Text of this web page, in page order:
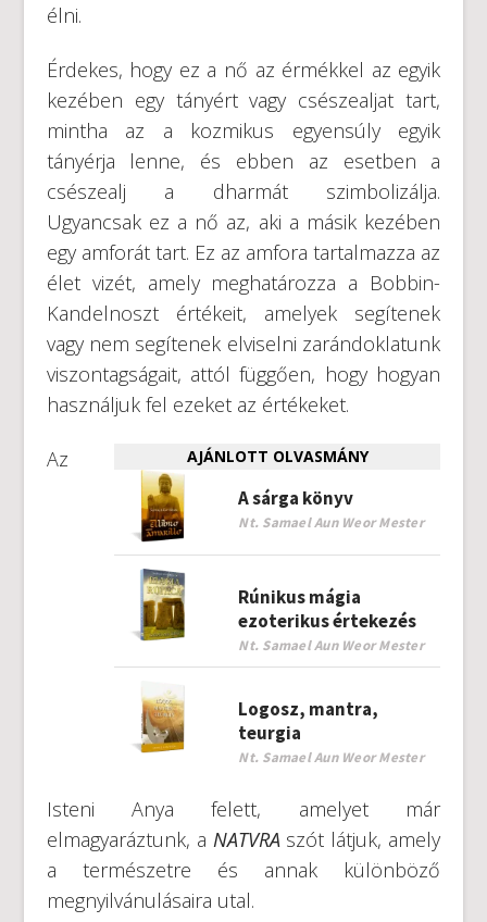
élni.
Érdekes, hogy ez a nő az érmékkel az egyik
kezében egy tányért vagy csészealjat tart,
mintha az a kozmikus egyensúly egyik
tányérja lenne, és ebben az esetben a
csészealj a dharmát szimbolizálja.
Ugyancsak ez a nő az, aki a másik kezében
egy amforát tart. Ez az amfora tartalmazza az
élet vizét, amely meghatározza a Bobbin-
Kandelnoszt értékeit, amelyek segítenek
vagy nem segítenek elviselni zarándoklatunk
viszontagságait, attól függően, hogy hogyan
használjuk fel ezeket az értékeket.
AJÁNLOTT OLVASMÁNY
A sárga könyv
Nt. Samael Aun Weor Mester
Rúnikus mágia
ezoterikus értekezés
Nt. Samael Aun Weor Mester
Logosz, mantra,
teurgia
Nt. Samael Aun Weor Mester
Az
Isteni Anya felett, amelyet már
elmagyaráztunk, a NATVRAszót látjuk, amely
a természetre és annak különböző
megnyilvánulásaira utal.